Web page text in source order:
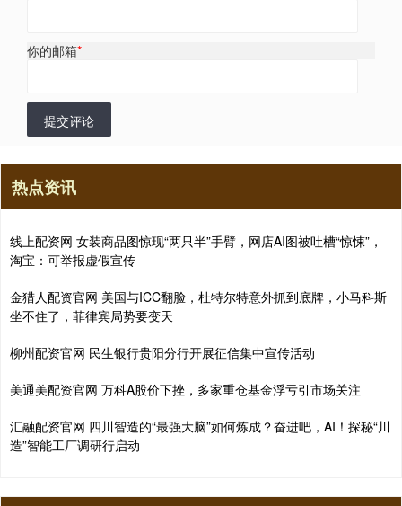
你的邮箱*
提交评论
热点资讯
线上配资网 女装商品图惊现“两只半”手臂，网店AI图被吐槽“惊悚”，
淘宝：可举报虚假宣传
金猎人配资官网 美国与ICC翻脸，杜特尔特意外抓到底牌，小马科斯
坐不住了，菲律宾局势要变天
柳州配资官网 民生银行贵阳分行开展征信集中宣传活动
美通美配资官网 万科A股价下挫，多家重仓基金浮亏引市场关注
汇融配资官网 四川智造的“最强大脑”如何炼成？奋进吧，AI！探秘“川
造”智能工厂调研行启动